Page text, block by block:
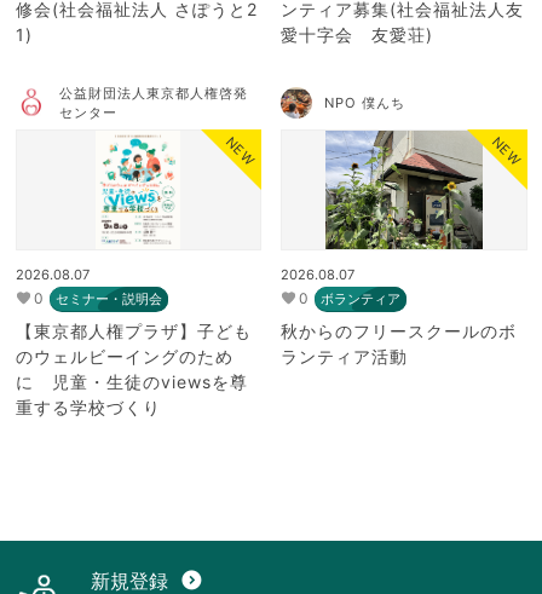
修会(社会福祉法人 さぽうと2
1)
ンティア募集(社会福祉法人友
愛十字会 友愛荘)
公益財団法人東京都人権啓発
センター
NEW
2026.08.07
0 セミナー・説明会
【東京都人権プラザ】子ども
のウェルビーイングのため
に 児童・生徒のviewsを尊
重する学校づくり
NPO 僕んち
NEW
2026.08.07
0 ボランティア
秋からのフリースクールのボ
ランティア活動
新規登録 expand_circle_down